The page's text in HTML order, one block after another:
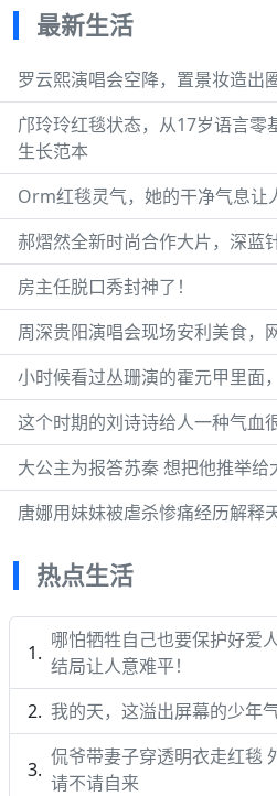
最新生活
罗云熙演唱会空降，置景妆造出
邝玲玲红毯状态，从17岁语言零
生长范本
Orm红毯灵气，她的干净气息让
郝熠然全新时尚合作大片，深蓝
房主任脱口秀封神了！
周深贵阳演唱会现场安利美食，
小时候看过丛珊演的霍元甲里面
这个时期的刘诗诗给人一种气血
大公主为报答苏秦 想把他推举
唐娜用妹妹被虐杀惨痛经历解释
热点生活
哪怕牺牲自己也要保护好爱
结局让人意难平！
我的天，这溢出屏幕的少年
侃爷带妻子穿透明衣走红毯
请不请自来